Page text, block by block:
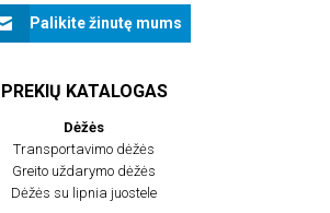
Palikite žinutę mums
PREKIŲ KATALOGAS
Dėžės
Transportavimo dėžės
Greito uždarymo dėžės
Dėžės su lipnia juostele